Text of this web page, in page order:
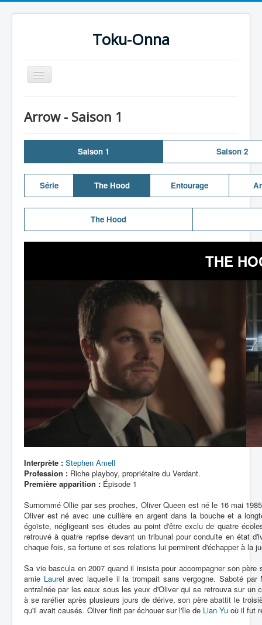
Toku-Onna
Basculer
la
Toku-Actrices
Toku-Critiques
Séries
Films
Artiste Asperger
Arrow - Saison 1
Saison 1 Saison 2
Série The Hood Entourage
The Hood
THE
Interprète : Stephen Amell
Profession : Riche playboy, propriétaire du Verdant.
Première apparition : Épisode 1
Surnommé Ollie par ses proches, Oliver Queen est né le 16 mai
Oliver est né avec une cuillère en argent dans la bouche et a
égoïste, négligeant ses études au point d'être exclu de quatre
retrouvé à quatre reprise devant un tribunal pour conduite en état
chaque fois, sa fortune et ses relations lui permirent d'échapper à la
Sa vie bascula en 2007 quand il insista pour accompagner son père
amie Laurel avec laquelle il la trompait sans vergogne. Saboté par
entraînée par les eaux sous les yeux d'Oliver qui se retrouva sur un
à se raréfier après plusieurs jours de dérive, son père abattit le
qu'il avait causés. Oliver finit par échouer sur l'île de Lian Yu où il fut